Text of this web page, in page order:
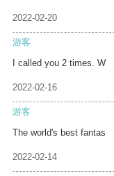
2022-02-20
游客
I called you 2 times. W
2022-02-16
游客
The world's best fantas
2022-02-14